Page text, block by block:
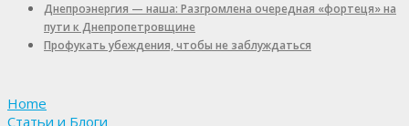
Днепроэнергия — наша: Разгромлена очередная «фортеця» на
пути к Днепропетровщине
Профукать убеждения, чтобы не заблуждаться
Home
Статьи и Блоги